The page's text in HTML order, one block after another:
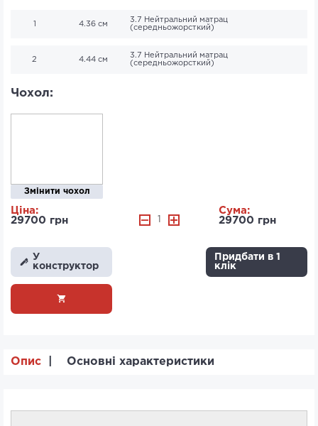
1 4.36 см
3.7 Нейтральний матрац
(середньожорсткий)
2 4.44 см
3.7 Нейтральний матрац
(середньожорсткий)
Чохол:
Змінити чохол
Ціна:
29700 грн
Сума:
29700 грн
У
конструктор
Придбати в 1
клік
Опис Основні характеристики